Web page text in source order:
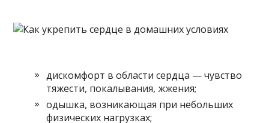
дискомфорт в области сердца — чувство
тяжести, покалывания, жжения;
одышка, возникающая при небольших
физических нагрузках;